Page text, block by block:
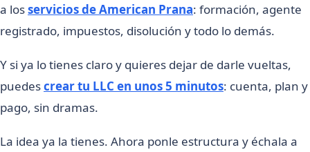
a losservicios de American Prana: formación, agente
registrado, impuestos, disolución y todo lo demás.
Y si ya lo tienes claro y quieres dejar de darle vueltas,
puedescrear tu LLC en unos 5 minutos: cuenta, plan y
pago, sin dramas.
La idea ya la tienes. Ahora ponle estructura y échala a